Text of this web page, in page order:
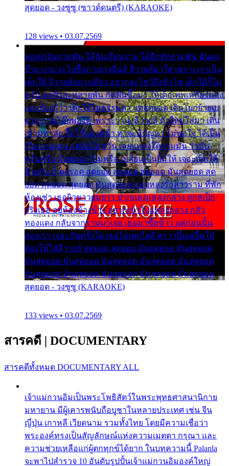
สุดยอด - วงซูซู (ซาวด์ดนตรี) (KARAOKE)
128 views • 03.07.2569
พ่อส่งเงินสามพัน ให้ฉันเรียนราม ได้อีกสักสามพัน ฉันคง
บ๊าย บาย จะไปซื้อกางเกงยีนส์ ลีวายส์มาใส่ เพราะเราเป็น
เด็กใต้ ลีวายส์อย่างเดียว อยากจะโชว์ถึงหิวโซ เด็กใต้ก็ไม่
หวั่น ตกตัวละหลายพัน กัดฟันซื้อมา ให้เด็กเทพเหลียวมอง
และต้องรู้ว่า เด็กใต้ไม่ธรรมดา แต่สุดยอด เดินโยกย้ายเย
ยวน กวนโอ๊ยพอได้ เพราะว่านุ่งลีวายส์ ตัวใหม่ใส่มา เดิน
เข้ามหาลัย จิ๊กโก๊มองหน้า ท่าจะมีปัญหา ไม่พอใจ ได้เป็น
เรื่องแน่นอน แต่ฉันไม่หวั่น เลยแหลงใต้ถามมัน ว่ามัน
พรั่นพรือ มันตอบว่าไม่พรื่อ เปลี่ยนเป็นยิ้มให้ เจอะเด็กใต้
ด้วยกัน ก็เลยรอด สุดยอด สุดยอด สุดยอด มันสุดยอด สุด
ยอด สุดยอด สุดยอด มันสุดยอด แอบหลงรักสาวราม ที่พัก
ห้องเช่า เธอผิวขาวผมยาว ปากแดงแหลงกลาง ถูกสเป็ก
จริงเธอ อยู่ห้องข้างข้าง อยากเข้าไปแหลงกลาง กลัว
ทองแดง กลับจากรามมาเจอ เธอมาซื้อข้าว แต่ก่อนนั้น
สองเรา เจอะกันครั้งใด เธอไม่เคยไยดี คราวนี้เธอยิ้มให้
ต้องให้ใส่ลีวายส์ สุดยอด สุดยอด มันสุดยอด มันสุดยอด
มันสุดยอด มันสุดยอด มันสุดยอด มันสุดยอด มันสุดยอด
มันสุดยอด มันสุดยอด มันสุดยอด มันสุดยอด มันสุดยอด
สุดยอด - วงซูซู (KARAOKE)
133 views • 03.07.2569
สารคดี | DOCUMENTARY
สารคดีทั้งหมด DOCUMENTARY ALL
เจ้าแม่กวนอิมเป็นพระโพธิสัตว์ในพระพุทธศาสนานิกาย
มหายาน มีผู้เคารพนับถือบูชาในหลายประเทศ เช่น จีน
ญี่ปุ่น เกาหลี เวียดนาม รวมทั้งไทย โดยมีความเชื่อว่า
พระองค์ทรงเป็นสัญลักษณ์แห่งความเมตตา กรุณา และ
ความช่วยเหลือแก่ผู้ตกทุกข์ได้ยาก ในบทความนี้ Palanla
จะพาไปสำรวจ 10 อันดับรูปปั้นเจ้าแม่กวนอิมองค์ใหญ่